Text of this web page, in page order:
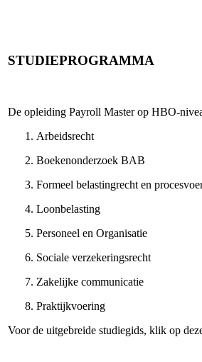
STUDIEPROGRAMMA
De opleiding Payroll Master op HBO-
Arbeidsrecht
Boekenonderzoek BAB
Formeel belastingrecht en
Loonbelasting
Personeel en Organisatie
Sociale verzekeringsrecht
Zakelijke communicatie
Praktijkvoering
Voor de uitgebreide studiegids, klik op